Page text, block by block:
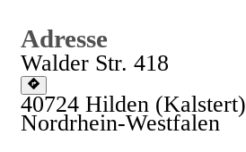
Adresse
Walder Str. 418
40724 Hilden (Kalstert)
Nordrhein-Westfalen